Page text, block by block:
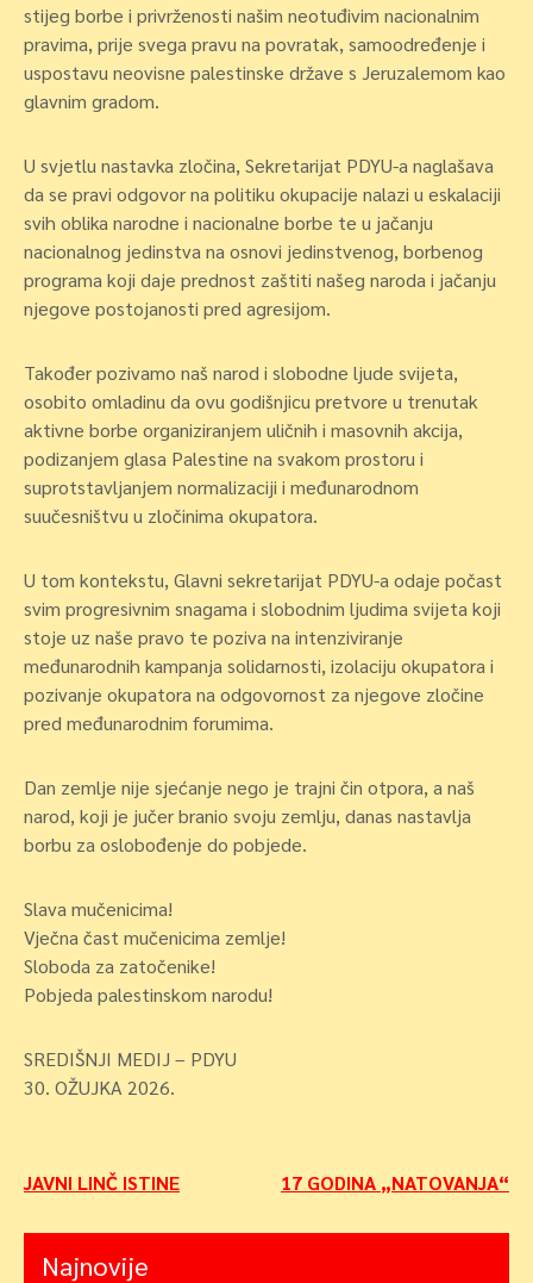
stijeg borbe i privrženosti našim neotuđivim nacionalnim
pravima, prije svega pravu na povratak, samoodređenje i
uspostavu neovisne palestinske države s Jeruzalemom kao
glavnim gradom.
U svjetlu nastavka zločina, Sekretarijat PDYU-a naglašava
da se pravi odgovor na politiku okupacije nalazi u eskalaciji
svih oblika narodne i nacionalne borbe te u jačanju
nacionalnog jedinstva na osnovi jedinstvenog, borbenog
programa koji daje prednost zaštiti našeg naroda i jačanju
njegove postojanosti pred agresijom.
Također pozivamo naš narod i slobodne ljude svijeta,
osobito omladinu da ovu godišnjicu pretvore u trenutak
aktivne borbe organiziranjem uličnih i masovnih akcija,
podizanjem glasa Palestine na svakom prostoru i
suprotstavljanjem normalizaciji i međunarodnom
suučesništvu u zločinima okupatora.
U tom kontekstu, Glavni sekretarijat PDYU-a odaje počast
svim progresivnim snagama i slobodnim ljudima svijeta koji
stoje uz naše pravo te poziva na intenziviranje
međunarodnih kampanja solidarnosti, izolaciju okupatora i
pozivanje okupatora na odgovornost za njegove zločine
pred međunarodnim forumima.
Dan zemlje nije sjećanje nego je trajni čin otpora, a naš
narod, koji je jučer branio svoju zemlju, danas nastavlja
borbu za oslobođenje do pobjede.
Slava mučenicima!
Vječna čast mučenicima zemlje!
Sloboda za zatočenike!
Pobjeda palestinskom narodu!
SREDIŠNJI MEDIJ – PDYU
30. OŽUJKA 2026.
Navigacija
objava
JAVNI LINČ ISTINE 17 GODINA „NATOVANJA“
Najnovije